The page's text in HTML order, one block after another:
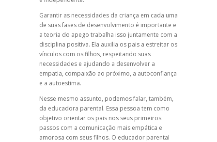
Garantir as necessidades da criança em cada uma
de suas fases de desenvolvimento é importante e
a teoria do apego trabalha isso juntamente com a
disciplina positiva. Ela auxilia os pais a estreitar os
vínculos com os filhos, respeitando suas
necessidades e ajudando a desenvolver a
empatia, compaixão ao próximo, a autoconfiança
e a autoestima.
Nesse mesmo assunto, podemos falar, também,
da educadora parental. Essa pessoa tem como
objetivo orientar os pais nos seus primeiros
passos com a comunicação mais empática e
amorosa com seus filhos. O educador parental